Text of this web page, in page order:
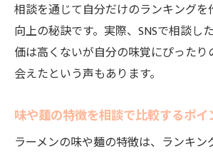
相談を通じて自分だけのランキングを
向上の秘訣です。実際、SNSで相談し
価は高くないが自分の味覚にぴった
会えたという声もあります。
味や麺の特徴を相談で比較するポイ
ラーメンの味や麺の特徴は、ランキン